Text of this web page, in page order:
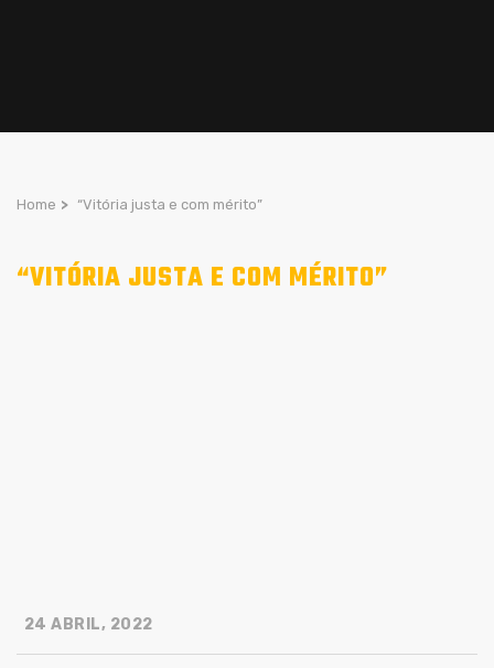
Home > “Vitória justa e com mérito”
“VITÓRIA JUSTA E COM MÉRITO”
24 ABRIL, 2022